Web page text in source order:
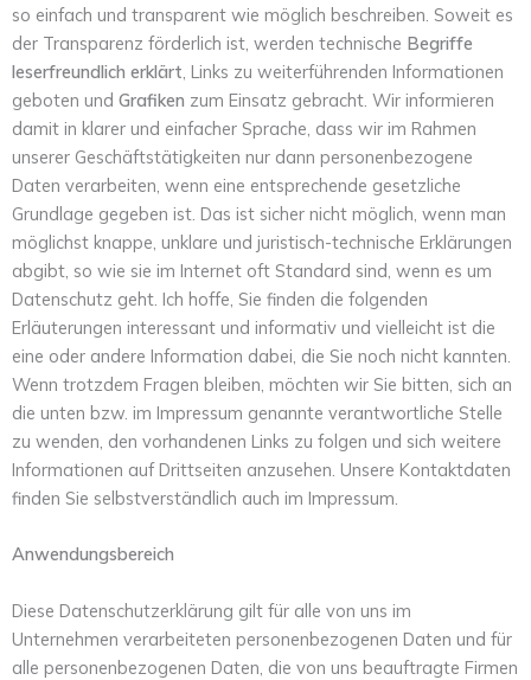
so einfach und transparent wie möglich beschreiben. Soweit es
der Transparenz förderlich ist, werden technische Begriffe
leserfreundlich erklärt, Links zu weiterführenden Informationen
geboten und Grafiken zum Einsatz gebracht. Wir informieren
damit in klarer und einfacher Sprache, dass wir im Rahmen
unserer Geschäftstätigkeiten nur dann personenbezogene
Daten verarbeiten, wenn eine entsprechende gesetzliche
Grundlage gegeben ist. Das ist sicher nicht möglich, wenn man
möglichst knappe, unklare und juristisch-technische Erklärungen
abgibt, so wie sie im Internet oft Standard sind, wenn es um
Datenschutz geht. Ich hoffe, Sie finden die folgenden
Erläuterungen interessant und informativ und vielleicht ist die
eine oder andere Information dabei, die Sie noch nicht kannten.
Wenn trotzdem Fragen bleiben, möchten wir Sie bitten, sich an
die unten bzw. im Impressum genannte verantwortliche Stelle
zu wenden, den vorhandenen Links zu folgen und sich weitere
Informationen auf Drittseiten anzusehen. Unsere Kontaktdaten
finden Sie selbstverständlich auch im Impressum.
Anwendungsbereich
Diese Datenschutzerklärung gilt für alle von uns im
Unternehmen verarbeiteten personenbezogenen Daten und für
alle personenbezogenen Daten, die von uns beauftragte Firmen